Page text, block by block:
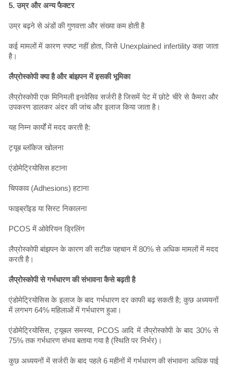
5. उम्र और अन्य फैक्टर
उम्र बढ़ने से अंडों की गुणवत्ता और संख्या कम होती है
कई मामलों में कारण स्पष्ट नहीं होता, जिसे Unexplained infertility कहा जाता
है।
लैप्रोस्कोपी क्या है और बांझपन में इसकी भूमिका
लैप्रोस्कोपी एक मिनिमली इनवेसिव सर्जरी है जिसमें पेट में छोटे चीरे से कैमरा और
उपकरण डालकर अंदर की जांच और इलाज किया जाता है।
यह निम्न कार्यों में मदद करती है:
ट्यूब ब्लॉकेज खोलना
एंडोमेट्रियोसिस हटाना
चिपकाव (Adhesions) हटाना
फाइब्रॉइड या सिस्ट निकालना
PCOS में ओवेरियन ड्रिलिंग
लैप्रोस्कोपी बांझपन के कारण की सटीक पहचान में 80% से अधिक मामलों में मदद
करती है।
लैप्रोस्कोपी से गर्भधारण की संभावना कैसे बढ़ती है
एंडोमेट्रियोसिस के इलाज के बाद गर्भधारण दर काफी बढ़ सकती है; कुछ अध्ययनों
में लगभग 64% महिलाओं में गर्भधारण हुआ।
एंडोमेट्रियोसिस, ट्यूबल समस्या, PCOS आदि में लैप्रोस्कोपी के बाद 30% से
75% तक गर्भधारण संभव बताया गया है (स्थिति पर निर्भर)।
कुछ अध्ययनों में सर्जरी के बाद पहले 6 महीनों में गर्भधारण की संभावना अधिक पाई